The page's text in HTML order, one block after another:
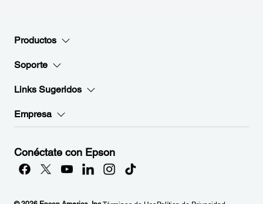
Productos
Soporte
Links Sugeridos
Empresa
Conéctate con Epson